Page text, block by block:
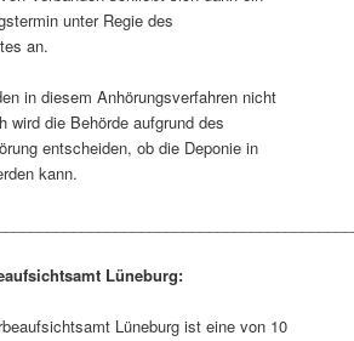
unter Regie des
an.
in diesem Anhörungsverfahren nicht
wird die Behörde aufgrund des
entscheiden, ob die Deponie in
kann.
Lüneburg:
Lüneburg ist eine von 10